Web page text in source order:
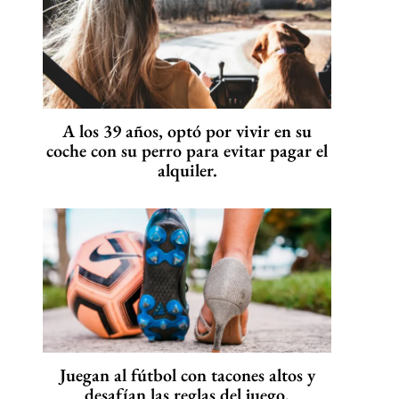
A los 39 años, optó por vivir en su
coche con su perro para evitar pagar el
alquiler.
Juegan al fútbol con tacones altos y